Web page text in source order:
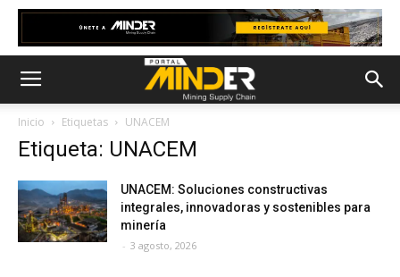
Inicio Etiquetas UNACEM
Etiqueta: UNACEM
UNACEM: Soluciones constructivas
integrales, innovadoras y sostenibles para
minería
- 3 agosto, 2026